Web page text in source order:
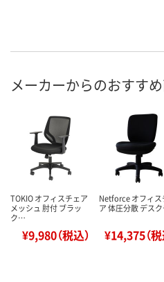
メーカーからのおすす
TOKIO オフィスチェア
メッシュ 肘付 ブラッ
ク…
¥9,980（税込）
Netforce オフィス
ア 体圧分散 デス
¥14,375（税